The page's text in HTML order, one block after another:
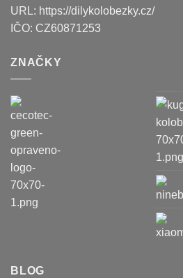
URL: https://dilykolobezky.cz/
IČO: CZ60871253
ZNAČKY
BLOG